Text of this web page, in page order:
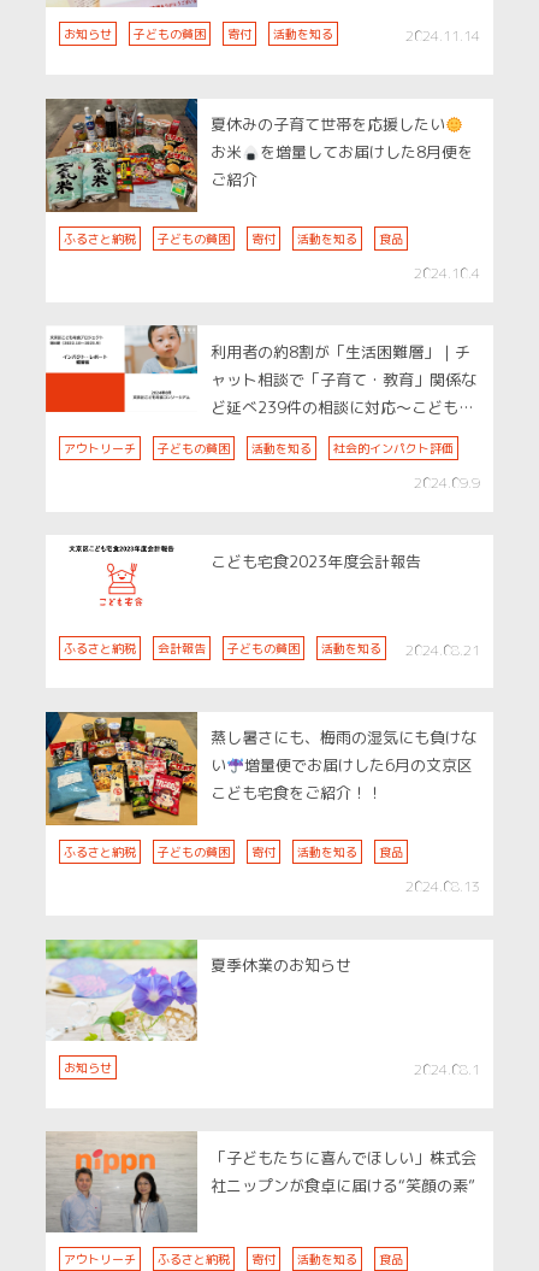
お知らせ 子どもの貧困 寄付 活動を知る 2024.11.14
夏休みの子育て世帯を応援したい
お米
を増量してお届けした8月便を
ご紹介
ふるさと納税 子どもの貧困 寄付 活動を知る 食品
2024.10.4
利用者の約8割が「生活困難層」｜チ
ャット相談で「子育て・教育」関係な
ど延べ239件の相談に対応～こども宅
食の成果を示す「インパクト・レポー
ト」を公開～
アウトリーチ 子どもの貧困 活動を知る 社会的インパクト評価
2024.09.9
こども宅食2023年度会計報告
ふるさと納税 会計報告 子どもの貧困 活動を知る 2024.08.21
蒸し暑さにも、梅雨の湿気にも負けな
い
増量便でお届けした6月の文京区
こども宅食をご紹介！！
ふるさと納税 子どもの貧困 寄付 活動を知る 食品
2024.08.13
夏季休業のお知らせ
お知らせ 2024.08.1
「子どもたちに喜んでほしい」株式会
社ニップンが食卓に届ける“笑顔の素”
アウトリーチ ふるさと納税 寄付 活動を知る 食品